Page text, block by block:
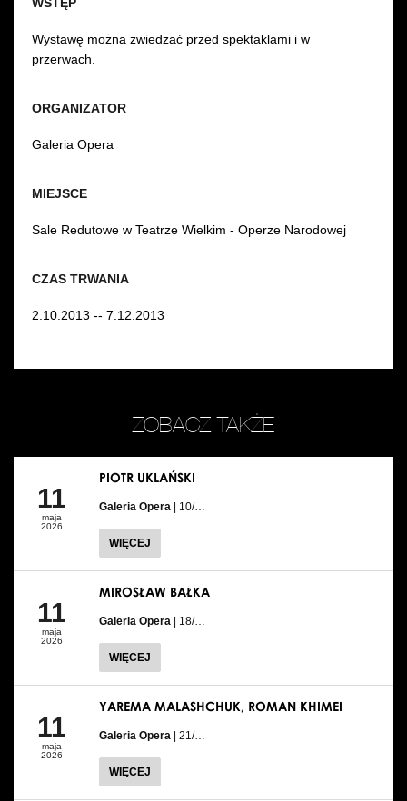
CZAS TRWANIA
2.10.2013 -- 7.12.2013
MIEJSCE
Sale Redutowe w Teatrze Wielkim - Operze Narodowej
ORGANIZATOR
Galeria Opera
Wystawę można zwiedzać przed spektaklami i w
przerwach.
ZOBACZ TAKŻE
11
maja
2026
PIOTR UKLAŃSKI
Galeria Opera | 10/…
WIĘCEJ
11
maja
2026
MIROSŁAW BAŁKA
Galeria Opera | 18/…
WIĘCEJ
11
maja
2026
YAREMA MALASHCHUK, ROMAN KHIMEI
Galeria Opera | 21/…
WIĘCEJ